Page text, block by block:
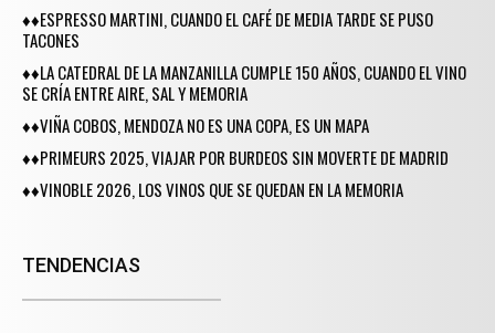
♦♦ESPRESSO MARTINI, CUANDO EL CAFÉ DE MEDIA TARDE SE PUSO
TACONES
♦♦LA CATEDRAL DE LA MANZANILLA CUMPLE 150 AÑOS, CUANDO EL VINO
SE CRÍA ENTRE AIRE, SAL Y MEMORIA
♦♦VIÑA COBOS, MENDOZA NO ES UNA COPA, ES UN MAPA
♦♦PRIMEURS 2025, VIAJAR POR BURDEOS SIN MOVERTE DE MADRID
♦♦VINOBLE 2026, LOS VINOS QUE SE QUEDAN EN LA MEMORIA
TENDENCIAS